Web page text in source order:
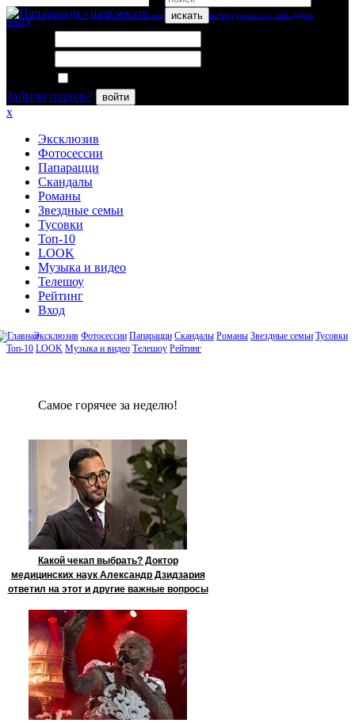
искать
вход
Забыли пароль?
войти
x
Эксклюзив
Фотосессии
Папарацци
Скандалы
Романы
Звездные семьи
Тусовки
Топ-10
LOOK
Музыка и видео
Телешоу
Рейтинг
Вход
Эксклюзив Фотосессии Папарацци Скандалы Романы Звездные семьи Тусовки
Топ-10 LOOK Музыка и видео Телешоу Рейтинг
Сaмое гoрячее за неделю!
Какой чекап выбрать? Доктор
медицинских наук Александр Дзидзария
ответил на этот и другие важные вопросы